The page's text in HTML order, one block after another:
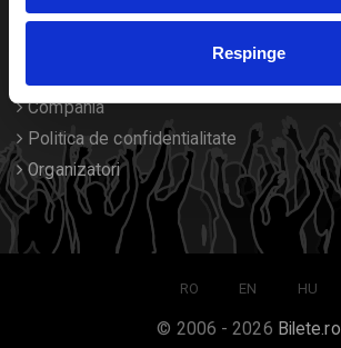
Respinge
Contact
Compania
Politica de confidentialitate
Organizatori
RO EN HU
© 2006 - 2026 Bilete.ro